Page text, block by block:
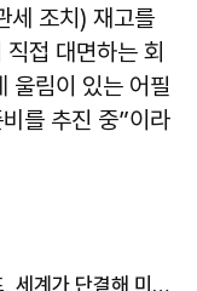
세 조치) 재고를
접 대면하는 회
울림이 있는 어필
를 추진 중”이라
美 의원 "한·중·일 악수 충격적…트럼프, 세계가 단결해 미국에 맞서도록 해"